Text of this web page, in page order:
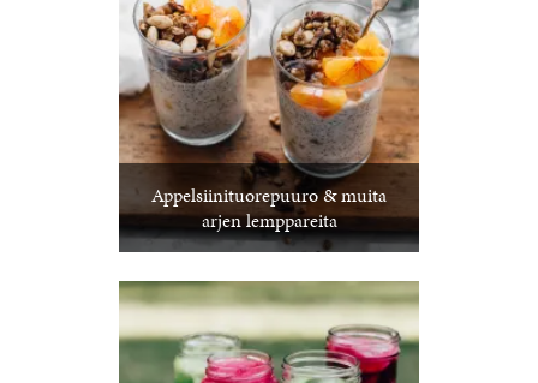
Appelsiinituorepuuro & muita
arjen lemppareita